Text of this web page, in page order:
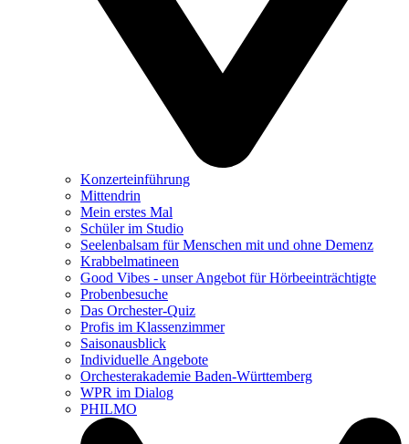
Konzerteinführung
Mittendrin
Mein erstes Mal
Schüler im Studio
Seelenbalsam für Menschen mit und ohne Demenz
Krabbelmatineen
Good Vibes - unser Angebot für Hörbeeinträchtigte
Probenbesuche
Das Orchester-Quiz
Profis im Klassenzimmer
Saisonausblick
Individuelle Angebote
Orchesterakademie Baden-Württemberg
WPR im Dialog
PHILMO